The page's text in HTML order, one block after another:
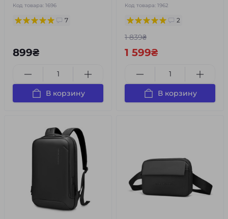
Код товара: 1696
7
899₴
В корзину
Код товара: 1962
2
1 839₴
1 599₴
В корзину